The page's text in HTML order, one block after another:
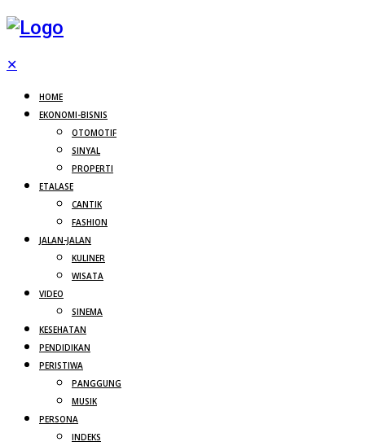
✕
HOME
EKONOMI-BISNIS
OTOMOTIF
SINYAL
PROPERTI
ETALASE
CANTIK
FASHION
JALAN-JALAN
KULINER
WISATA
VIDEO
SINEMA
KESEHATAN
PENDIDIKAN
PERISTIWA
PANGGUNG
MUSIK
PERSONA
INDEKS